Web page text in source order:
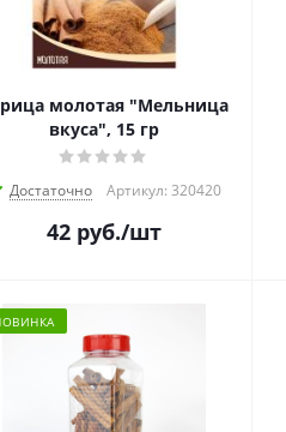
молотая "Мельница
вкуса", 15 гр
Достаточно Артикул: 320420
42руб./шт